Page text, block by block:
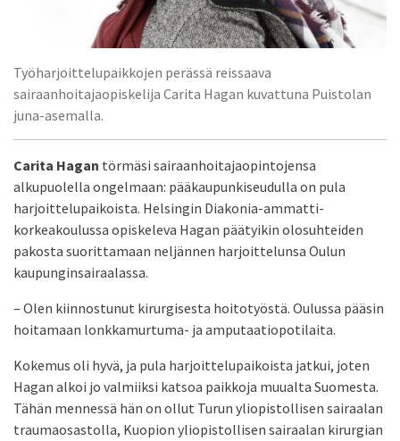
Työharjoittelupaikkojen perässä reissaava
sairaanhoitajaopiskelija Carita Hagan kuvattuna Puistolan
juna-asemalla.
Carita Hagan törmäsi sairaanhoitaja­opintojensa
alkupuolella ongelmaan: pääkaupunkiseudulla on pula
harjoittelupaikoista. Helsingin Diakonia-ammatti­
korkeakoulussa opiskeleva Hagan päätyikin olosuhteiden
pakosta suorittamaan neljännen harjoittelunsa Oulun
kaupunginsairaalassa.
– Olen kiinnostunut kirurgisesta hoitotyöstä. Oulussa pääsin
hoitamaan lonkkamurtuma- ja amputaatiopotilaita.
Kokemus oli hyvä, ja pula harjoittelupaikoista jatkui, joten
Hagan alkoi jo valmiiksi katsoa paikkoja muualta Suomesta.
Tähän mennessä hän on ollut Turun yliopistollisen sairaalan
traumaosastolla, ­Kuopion yliopistollisen sairaalan kirurgian